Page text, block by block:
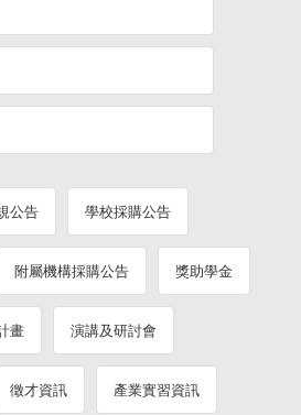
公告 學校採購公告
附屬機構採購公告 獎助學金
畫 演講及研討會
徵才資訊 產業實習資訊